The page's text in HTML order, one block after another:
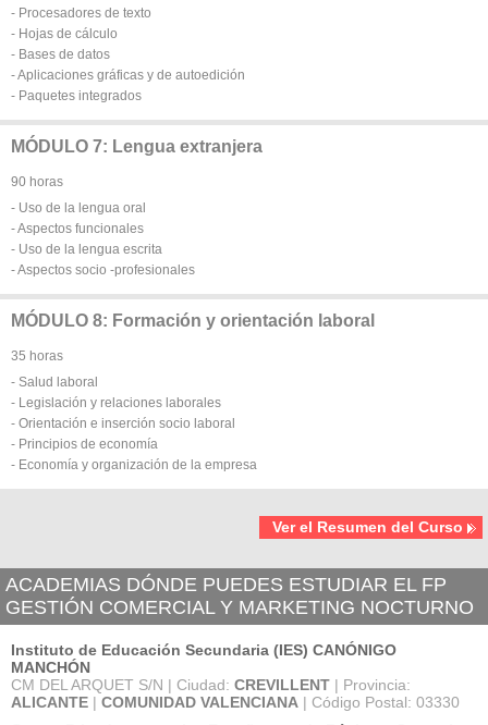
- Procesadores de texto
- Hojas de cálculo
- Bases de datos
- Aplicaciones gráficas y de autoedición
- Paquetes integrados
MÓDULO 7: Lengua extranjera
90 horas
- Uso de la lengua oral
- Aspectos funcionales
- Uso de la lengua escrita
- Aspectos socio -profesionales
MÓDULO 8: Formación y orientación laboral
35 horas
- Salud laboral
- Legislación y relaciones laborales
- Orientación e inserción socio laboral
- Principios de economía
- Economía y organización de la empresa
Ver el Resumen del Curso
ACADEMIAS DÓNDE PUEDES ESTUDIAR EL FP
GESTIÓN COMERCIAL Y MARKETING NOCTURNO
Instituto de Educación Secundaria (IES) CANÓNIGO
MANCHÓN
CM DEL ARQUET S/N | Ciudad: CREVILLENT | Provincia:
ALICANTE | COMUNIDAD VALENCIANA | Código Postal: 03330